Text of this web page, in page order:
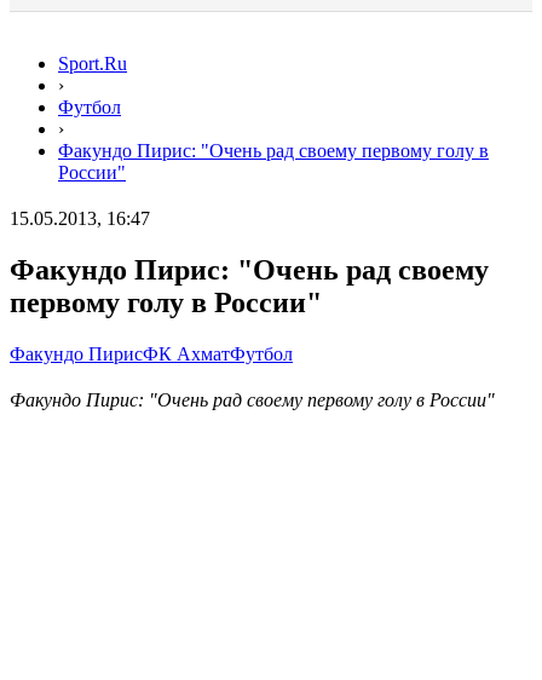
Sport.Ru
›
Футбол
›
Факундо Пирис: "Очень рад своему первому голу в
России"
15.05.2013, 16:47
Факундо Пирис: "Очень рад своему
первому голу в России"
Факундо ПирисФК АхматФутбол
Факундо Пирис: "Очень рад своему первому голу в России"